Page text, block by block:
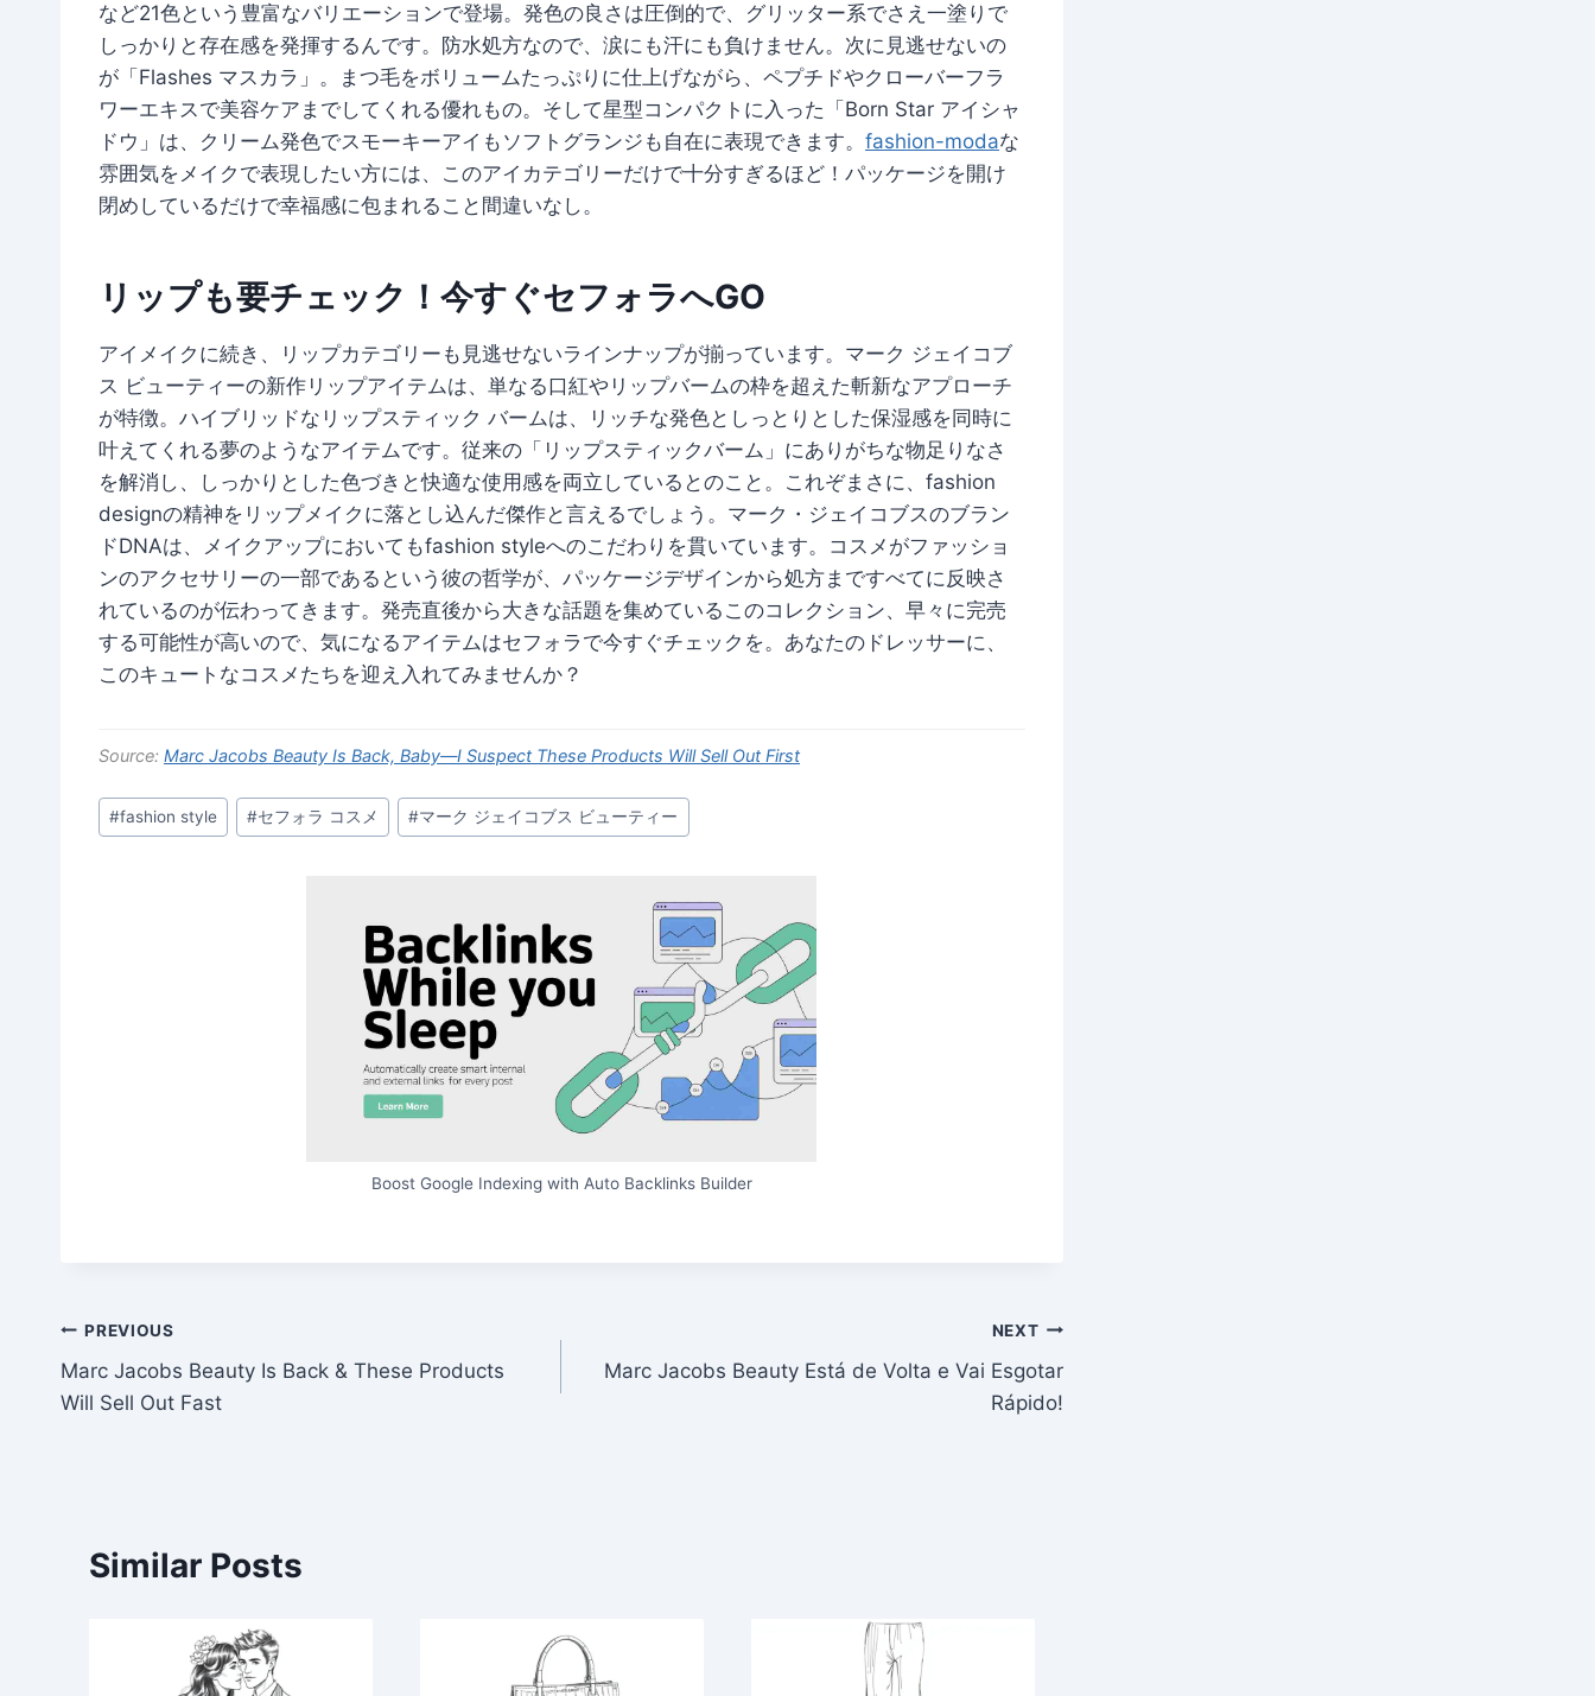
など21色という豊富なバリエーションで登場。発色の良さは圧倒的で、グリッター系でさえ一塗りで
しっかりと存在感を発揮するんです。防水処方なので、涙にも汗にも負けません。次に見逃せないの
が「Flashes マスカラ」。まつ毛をボリュームたっぷりに仕上げながら、ペプチドやクローバーフラ
ワーエキスで美容ケアまでしてくれる優れもの。そして星型コンパクトに入った「Born Star アイシャ
ドウ」は、クリーム発色でスモーキーアイもソフトグランジも自在に表現できます。 fashion-modaな
雰囲気をメイクで表現したい方には、このアイカテゴリーだけで十分すぎるほど！パッケージを開け
閉めしているだけで幸福感に包まれること間違いなし。
リップも要チェック！今すぐセフォラへGO
アイメイクに続き、リップカテゴリーも見逃せないラインナップが揃っています。マーク ジェイコブ
ス ビューティーの新作リップアイテムは、単なる口紅やリップバームの枠を超えた斬新なアプローチ
が特徴。ハイブリッドなリップスティック バームは、リッチな発色としっとりとした保湿感を同時に
叶えてくれる夢のようなアイテムです。従来の「リップスティックバーム」にありがちな物足りなさ
を解消し、しっかりとした色づきと快適な使用感を両立しているとのこと。これぞまさに、fashion
designの精神をリップメイクに落とし込んだ傑作と言えるでしょう。マーク・ジェイコブスのブラン
ドDNAは、メイクアップにおいてもfashion styleへのこだわりを貫いています。コスメがファッショ
ンのアクセサリーの一部であるという彼の哲学が、パッケージデザインから処方まですべてに反映さ
れているのが伝わってきます。発売直後から大きな話題を集めているこのコレクション、早々に完売
する可能性が高いので、気になるアイテムはセフォラで今すぐチェックを。あなたのドレッサーに、
このキュートなコスメたちを迎え入れてみませんか？
Source: Marc Jacobs Beauty Is Back, Baby—I Suspect These Products Will Sell Out First
Post
Tags:
#fashion style #セフォラ コスメ #マーク ジェイコブス ビューティー
Boost Google Indexing with Auto Backlinks Builder
Post
navigation
PREVIOUS
Marc Jacobs Beauty Is Back & These Products
Will Sell Out Fast
NEXT
Marc Jacobs Beauty Está de Volta e Vai Esgotar
Rápido!
Similar Posts